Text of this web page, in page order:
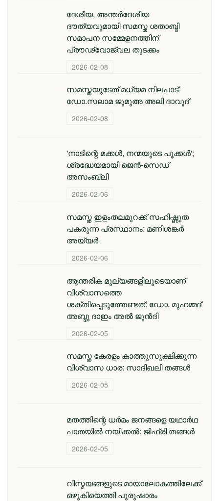
ദേശീയ, അന്തര്‍ദേശീയ
ദൗത്യവുമായി സമസ്ത ശതാബ്ദി
സമാപന സമ്മേളനത്തിന്
പ്രൗഢ്വോജ്വല തുടക്കം
2026-02-08
സമസ്തയുടേത് മധ്യമ നിലപാട്-
ഡോ.സലാമ ജുമുഅ അലി ദാവൂദ്
2026-02-08
'നാടിന്റെ മക്കള്‍, നന്മയുടെ പൂക്കള്‍';
ശ്രദ്ധേയമായി ജെന്‍-സെഡ്
അസംബ്ലി
2026-02-06
സമസ്ത ഇളംതലമുറക്ക് സഹിഷ്ണുത
പകരുന്ന പ്രസ്ഥാനം: മണിശങ്കർ
അയ്യർ
2026-02-06
ആന്തരിക മൂല്യങ്ങളിലൂടെയാണ്
വിശ്വാസത്തെ
ശക്തിപ്പെടുത്തേണ്ടത്: ഡോ. മുഹമ്മദ്
അബ്ദു ദാഇം അല്‍ ജുന്‍ദി
2026-02-05
സമസ്ത കേരളം കാത്തുസൂക്ഷിക്കുന്ന
വിശ്വാസ ധാര: സാദിഖലി തങ്ങൾ
2026-02-05
മതത്തിന്റെ ധര്‍മം ജനങ്ങളെ യഥാര്‍ഥ
പാതയില്‍ നയിക്കല്‍: ജിഫ്‌രി തങ്ങള്‍
2026-02-05
വിസ്മയങ്ങളുടെ മായാലോകത്തിലേക്ക്
ഒഴുകിയെത്തി പുരുഷാരം